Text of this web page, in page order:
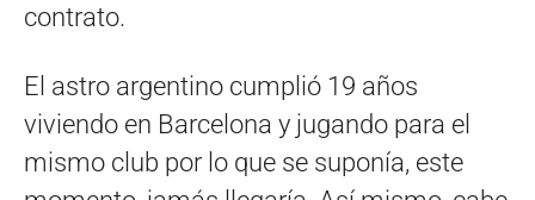
contrato.
El astro argentino cumplió 19 años
viviendo en Barcelona y jugando para el
mismo club por lo que se suponía, este